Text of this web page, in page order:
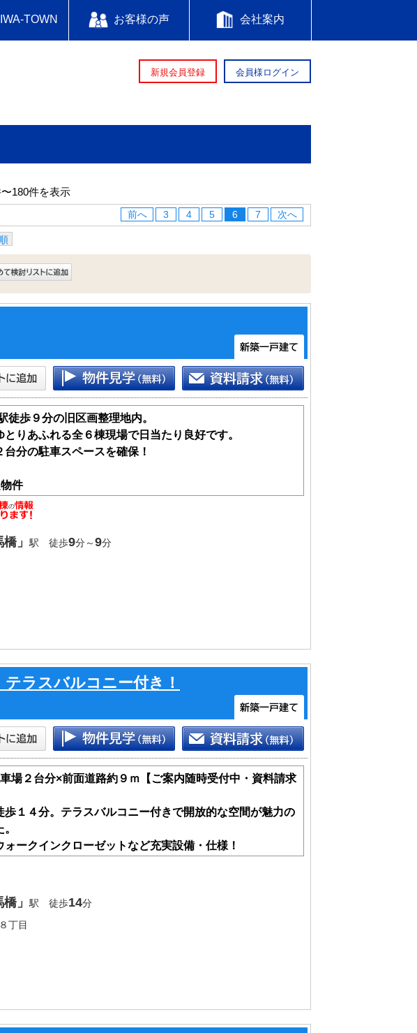
TOWN お客様の声 会社案内
新規会員登録 会員様ログイン
180件を表示
前へ 3 4 5 6 7 次へ
徒歩９分の旧区画整理地内。
りあふれる全６棟現場で日当たり良好です。
台分の駐車スペースを確保！
件
（設計＋建設）
利Ａプラン）利用可
橋」 駅 徒歩9分～9分
ラスバルコニー付き！
場２台分×前面道路約９ｍ【ご案内随時受付中・資料請求
歩１４分。テラスバルコニー付きで開放的な空間が魅力の
ォークインクローゼットなど充実設備・仕様！
可
のまま仕舞える土間収納付き
など収納可能なパントリー
ゼットは季節物の大きな家電も収納可能
プラスアルファの贅沢ができるテラスバルコニー
橋」 駅 徒歩14分
丁目